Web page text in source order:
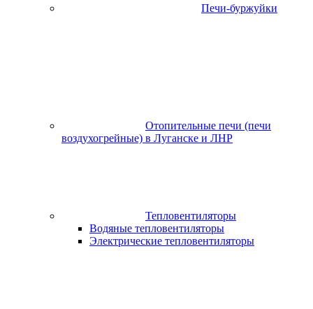
Печи-буржуйки
Отопительные печи (печи
воздухогрейные) в Луганске и ЛНР
Тепловентиляторы
Водяные тепловентиляторы
Электрические тепловентиляторы